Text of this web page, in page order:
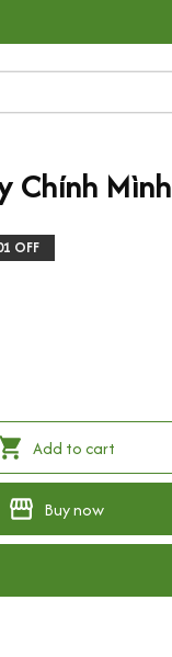
Chính Mình
OFF
Add to cart
Buy now